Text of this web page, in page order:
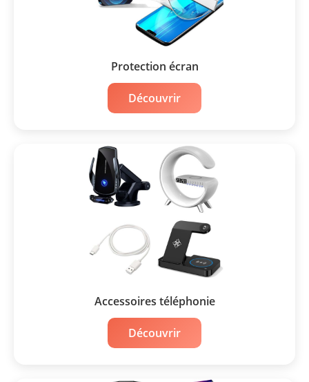
Protection écran
Découvrir
Accessoires téléphonie
Découvrir